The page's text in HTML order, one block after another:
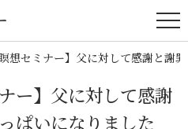
瞑想セミナー】父に対して感謝と謝
ー】父に対して感謝
ぱいになりました